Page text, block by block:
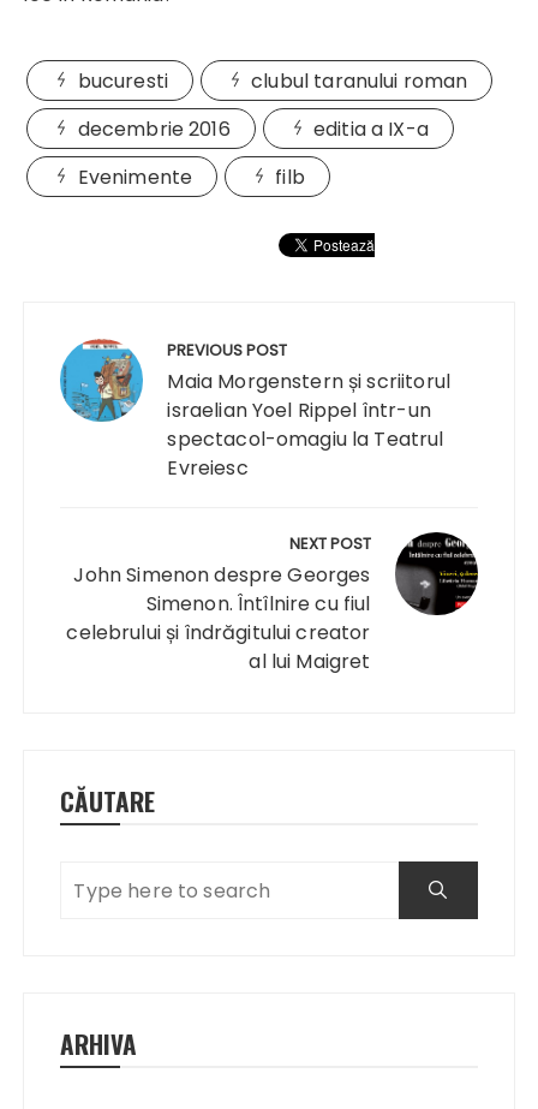
bucuresti
clubul taranului roman
decembrie 2016
editia a IX-a
Evenimente
filb
articole
PREVIOUS POST
Maia Morgenstern și scriitorul
israelian Yoel Rippel într-un
spectacol-omagiu la Teatrul
Evreiesc
NEXT POST
John Simenon despre Georges
Simenon. Întîlnire cu fiul
celebrului și îndrăgitului creator
al lui Maigret
CĂUTARE
ARHIVA